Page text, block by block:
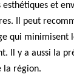
esthétiques et
Il peut
qui minimisent
Il y a aussi la
la région.